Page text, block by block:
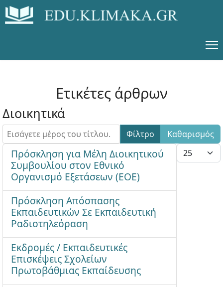
Ετικέτες άρθρων
Διοικητικά
Εισάγετε μέρος του τίτλου. Φίλτρο
Καθαρισμός
Εμφάνιση #
Πρόσκληση για Μέλη Διοικητικού
Συμβουλίου στον Εθνικό
Οργανισμό Εξετάσεων (ΕΟΕ)
Πρόσκληση Απόσπασης
Εκπαιδευτικών Σε Εκπαιδευτική
Ραδιοτηλεόραση
Εκδρομές / Εκπαιδευτικές
Επισκέψεις Σχολείων
Πρωτοβάθμιας Εκπαίδευσης